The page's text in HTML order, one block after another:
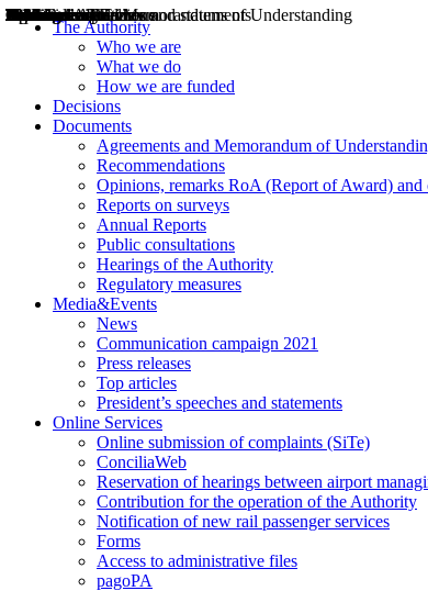
The Authority
Who we are
What we do
How we are funded
Decisions
Documents
Agreements and Memorandum of
Recommendations
Opinions, remarks RoA (Report of Award) and
Reports on surveys
Annual Reports
Public consultations
Hearings of the Authority
Regulatory measures
Media&Events
News
Communication campaign 2021
Press releases
Top articles
President’s speeches and statements
Online Services
Online submission of complaints (SiTe)
ConciliaWeb
Reservation of hearings between airport
Contribution for the operation of the Authority
Notification of new rail passenger services
Forms
Access to administrative files
pagoPA
Decisions
Opinions
Public consultations
Hearings
Recommendations
Agreements and Memorandums of Understanding
Relazioni annuali
Misure di regolazione
News
Press Releases
Bollettini ART
Convegni ART
President’s interviews
Top articles
President’s speeches and statements
2004
2005
2010
2013
2014
2015
2016
2017
2018
2019
202
2020
2021
2022
2023
2024
2025
2026
Aereo
Marittimo
Terrestre